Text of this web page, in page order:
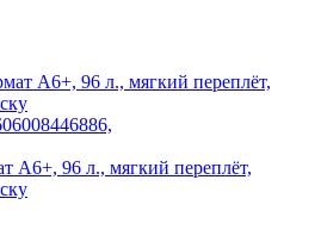
А6+, 96 л., мягкий переплёт,